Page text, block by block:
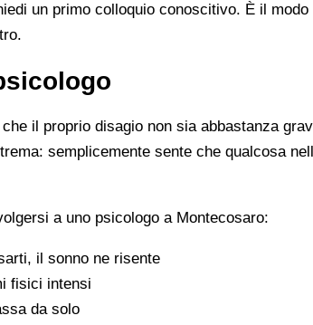
un primo colloquio conoscitivo. È il
il proprio disagio non sia abbastanza
semplicemente sente che qualcosa
a uno psicologo a Montecosaro:
il sonno ne risente
fisici intensi
da solo